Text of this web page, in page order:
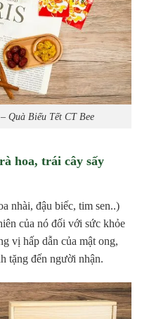
Quà Biếu Tết CT Bee
hoa, trái cây sấy
nhài, đậu biếc, tim sen..)
của nó đối với sức khỏe
vị hấp dẫn của mật ong,
tặng đến người nhận.